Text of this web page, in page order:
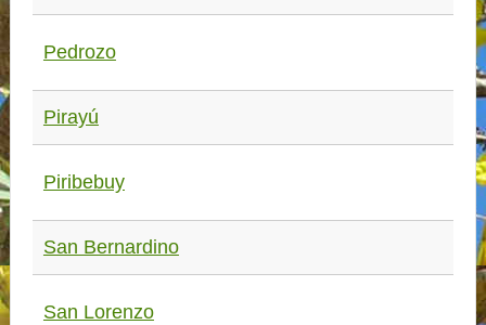
Pedrozo
Pirayú
Piribebuy
San Bernardino
San Lorenzo